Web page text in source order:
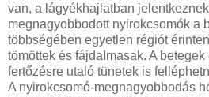
van, a lágyékhajlatban
megnagyobbodott nyirokcsomók a
többségében egyetlen régiót
tömöttek és fájdalmasak. A
fertőzésre utaló tünetek is
A nyirokcsomó-megnagyobbodás